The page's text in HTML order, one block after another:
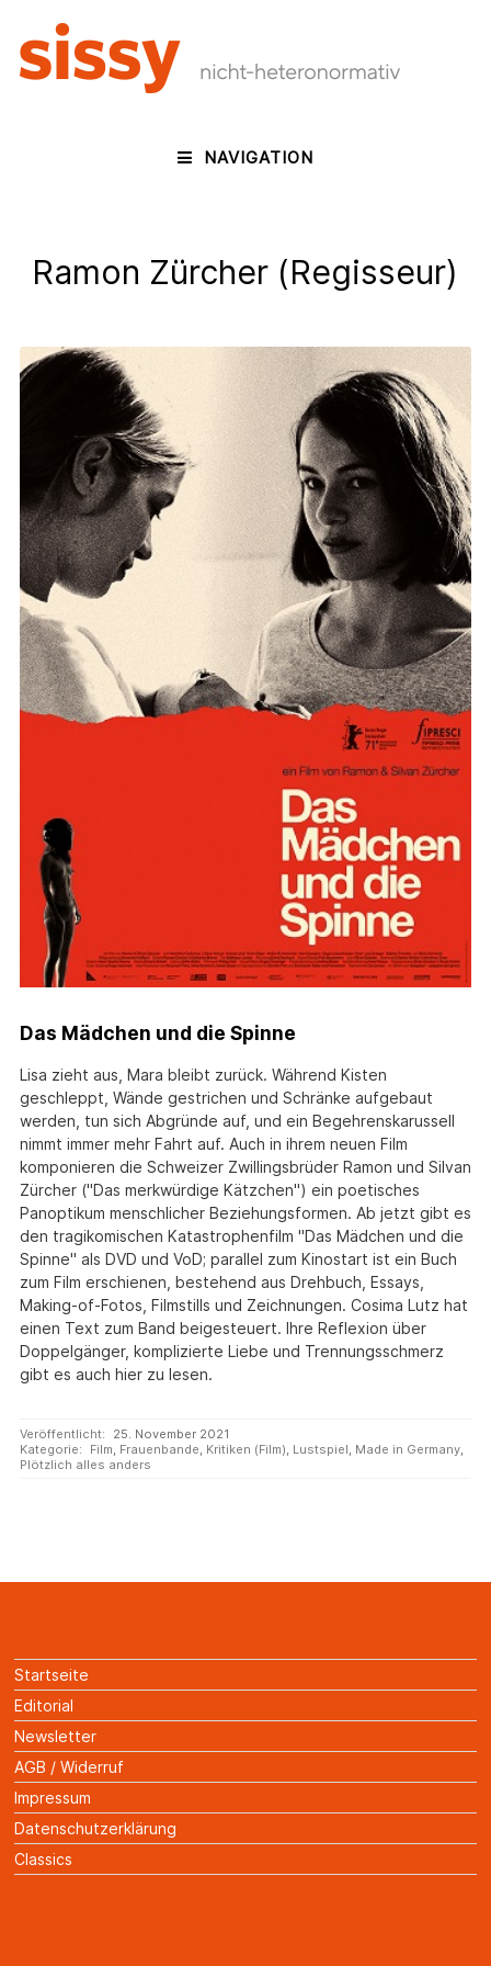
NAVIGATION
Ramon Zürcher (Regisseur)
Das Mädchen und die Spinne
Lisa zieht aus, Mara bleibt zurück. Während Kisten
geschleppt, Wände gestrichen und Schränke aufgebaut
werden, tun sich Abgründe auf, und ein Begehrenskarussell
nimmt immer mehr Fahrt auf. Auch in ihrem neuen Film
komponieren die Schweizer Zwillingsbrüder Ramon und Silvan
Zürcher ("Das merkwürdige Kätzchen") ein poetisches
Panoptikum menschlicher Beziehungsformen. Ab jetzt gibt es
den tragikomischen Katastrophenfilm "Das Mädchen und die
Spinne" als DVD und VoD; parallel zum Kinostart ist ein Buch
zum Film erschienen, bestehend aus Drehbuch, Essays,
Making-of-Fotos, Filmstills und Zeichnungen. Cosima Lutz hat
einen Text zum Band beigesteuert. Ihre Reflexion über
Doppelgänger, komplizierte Liebe und Trennungsschmerz
gibt es auch hier zu lesen.
Veröffentlicht:
25. November 2021
Kategorie:
Film, Frauenbande, Kritiken (Film), Lustspiel, Made in Germany,
Plötzlich alles anders
Startseite
Editorial
Newsletter
AGB / Widerruf
Impressum
Datenschutzerklärung
Classics